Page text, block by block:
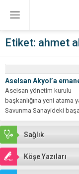
Etiket: ahmet
Aselsan Akyol’a
Aselsan yönetim kurulu
başkanlığına yeni atama
Savunma Sanayideki
çalışmalarıyla bilinen
Aselsan...
Sağlık
Köşe Yazıları